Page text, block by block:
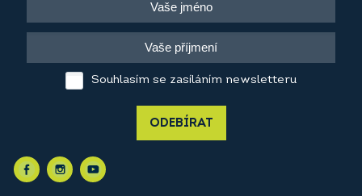
Souhlasím se zasíláním newsletteru
ODEBÍRAT